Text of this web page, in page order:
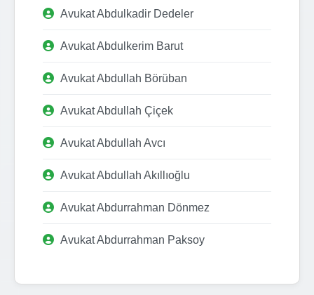
Avukat Abdulkadir Dedeler
Avukat Abdulkerim Barut
Avukat Abdullah Börüban
Avukat Abdullah Çiçek
Avukat Abdullah Avcı
Avukat Abdullah Akıllıoğlu
Avukat Abdurrahman Dönmez
Avukat Abdurrahman Paksoy